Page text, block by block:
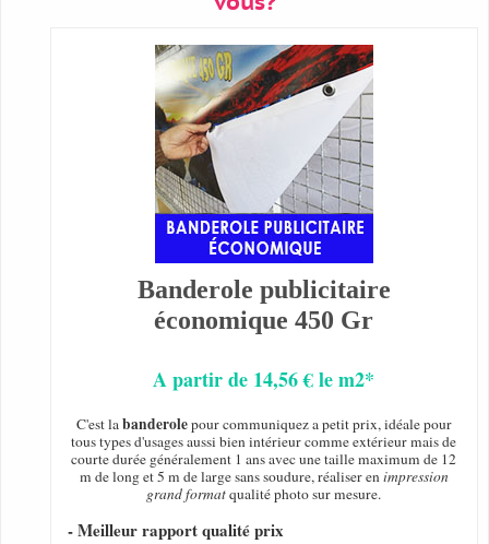
Banderole publicitaire
économique 450 Gr
A partir de 14,56 € le m2*
C'est labanderolepour communiquez a petit prix, idéale pour
tous types d'usages aussi bien intérieur comme extérieur mais de
courte durée généralement 1 ans avec une taille maximum de 12
m de long et 5 m de large sans soudure, réaliser enimpression
grand formatqualité photo sur mesure.
- Meilleur rapport qualité prix